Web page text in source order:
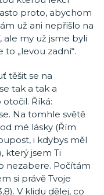
proto, abychom
už ani nepřišlo na
ale my už jsme byli
to „levou zadní“.
těšit se na
tak a tak a
Říká:
Na tomhle světě
mé lásky (Řím
i kdybys měl
který jsem Ti
nezabere. Počítám
si právě Tvoje
V klidu dělej, co